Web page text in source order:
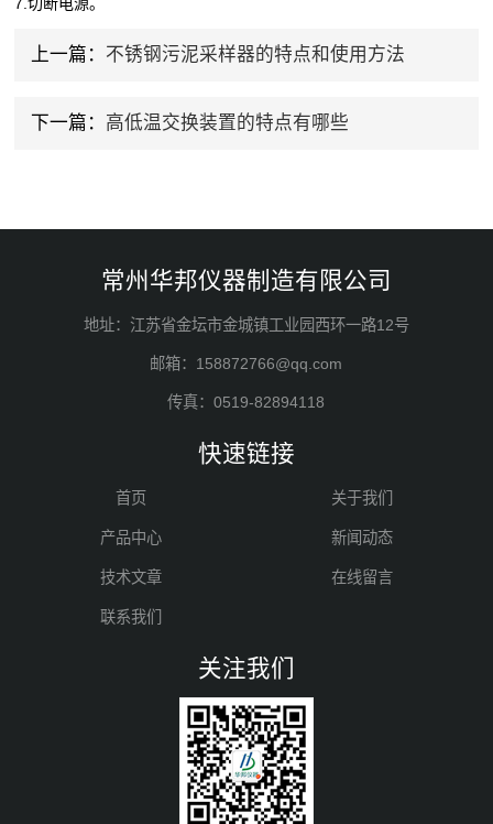
上一篇： 不锈钢污泥采样器的特点和使用方法
下一篇： 高低温交换装置的特点有哪些
常州华邦仪器制造有限公司
地址：江苏省金坛市金城镇工业园西环一路12号
邮箱：158872766@qq.com
传真：0519-82894118
快速链接
首页 关于我们
产品中心 新闻动态
技术文章 在线留言
联系我们
关注我们